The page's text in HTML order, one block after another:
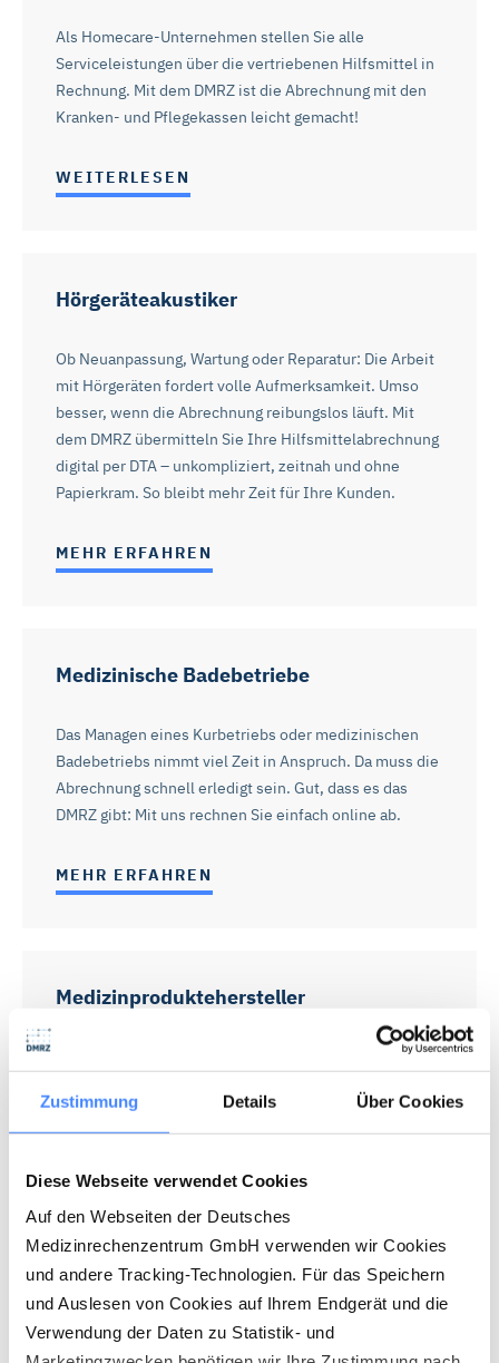
Zustimmung Details Über Cookies
Diese Webseite verwendet Cookies
Auf den Webseiten der Deutsches
Medizinrechenzentrum GmbH verwenden wir Cookies
und andere Tracking-Technologien. Für das Speichern
und Auslesen von Cookies auf Ihrem Endgerät und die
Verwendung der Daten zu Statistik- und
Als Homecare-Unternehmen stellen Sie alle
Serviceleistungen über die vertriebenen Hilfsmittel in
Rechnung. Mit dem DMRZ ist die Abrechnung mit den
Kranken- und Pflegekassen leicht gemacht!
WEITERLESEN
Hörgeräteakustiker
Ob Neuanpassung, Wartung oder Reparatur: Die Arbeit
mit Hörgeräten fordert volle Aufmerksamkeit. Umso
besser, wenn die Abrechnung reibungslos läuft. Mit
dem DMRZ übermitteln Sie Ihre Hilfsmittelabrechnung
digital per DTA – unkompliziert, zeitnah und ohne
Papierkram. So bleibt mehr Zeit für Ihre Kunden.
MEHR ERFAHREN
Medizinische Badebetriebe
Das Managen eines Kurbetriebs oder medizinischen
Badebetriebs nimmt viel Zeit in Anspruch. Da muss die
Abrechnung schnell erledigt sein. Gut, dass es das
DMRZ gibt: Mit uns rechnen Sie einfach online ab.
MEHR ERFAHREN
Medizinproduktehersteller
Produkte entwickeln, testen, verbessern – und dann
dem DMRZ wird die Abrechnung von Hilfsmitteln
kinderleicht. Medizinproduktehersteller rechnen
MEHR ERFAHREN
Medizintechnik